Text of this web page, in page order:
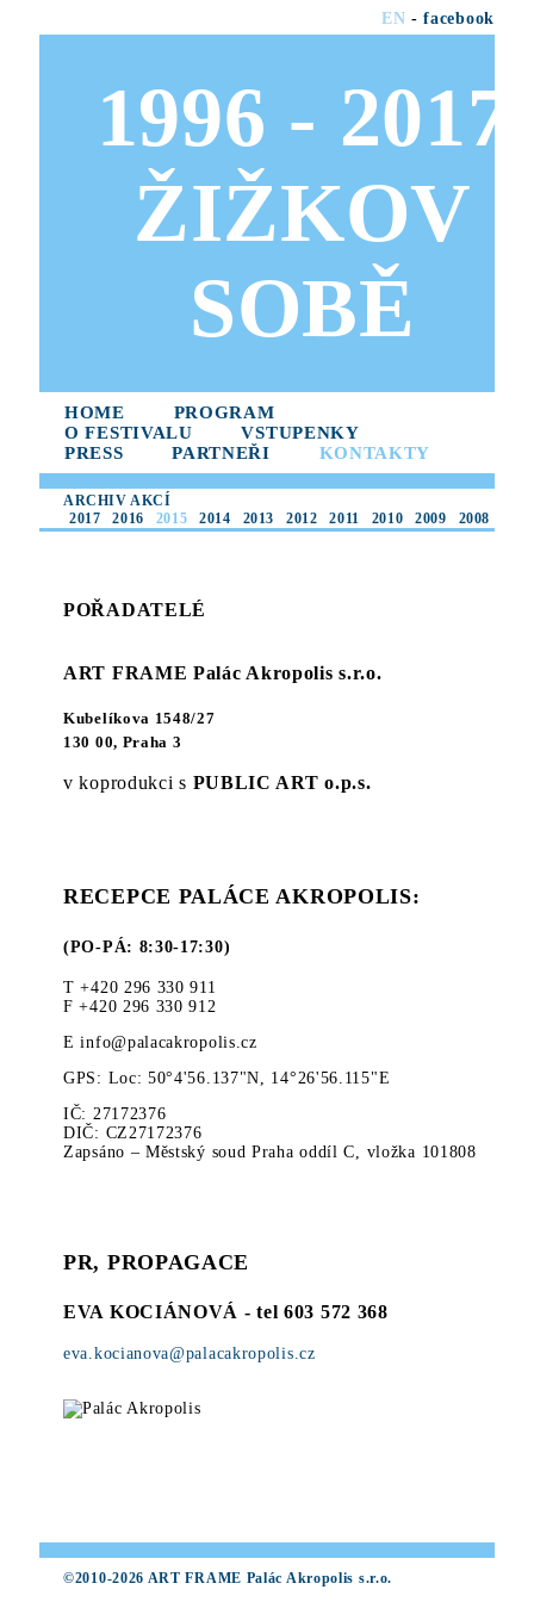
EN -facebook
1996 - 2017
ŽIŽKOV
SOBĚ
HOME
PROGRAM
O FESTIVALU
VSTUPENKY
PRESS
PARTNEŘI KONTAKTY
ARCHIV AKCÍ
2017
2016 2015 2014 2013 2012 2011 2010 2009 2008
POŘADATELÉ
ART FRAME Palác Akropolis s.r.o.
Kubelíkova 1548/27
130 00, Praha 3
v koprodukci s PUBLIC ART o.p.s.
RECEPCE PALÁCE AKROPOLIS:
(PO-PÁ: 8:30-17:30)
T +420 296 330 911
F +420 296 330 912
E info@palacakropolis.cz
GPS: Loc: 50°4'56.137"N, 14°26'56.115"E
IČ: 27172376
DIČ: CZ27172376
Zapsáno – Městský soud Praha oddíl C, vložka 101808
PR, PROPAGACE
EVA KOCIÁNOVÁ - tel 603 572 368
eva.kocianova@palacakropolis.cz
©2010-2026 ART FRAME Palác Akropolis s.r.o.